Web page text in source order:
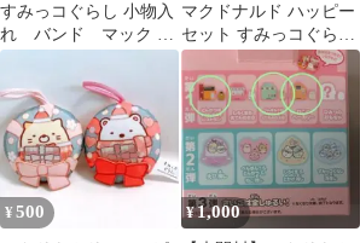
すみっコぐらし 小物入
れ バンド マック は
ま寿司
マクドナルド ハッピー
セット すみっコぐらし
スタンプ
¥ 500 ¥1,000